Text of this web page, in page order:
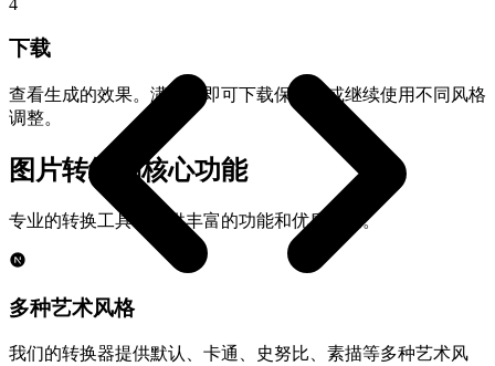
下载
查看生成的效果。满意后即可下载保存，或继续使用不同风格
调整。
图片转线稿核心功能
专业的转换工具，提供丰富的功能和优质体验。
多种艺术风格
我们的转换器提供默认、卡通、史努比、素描等多种艺术风